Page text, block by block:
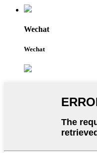
Wechat
Wechat